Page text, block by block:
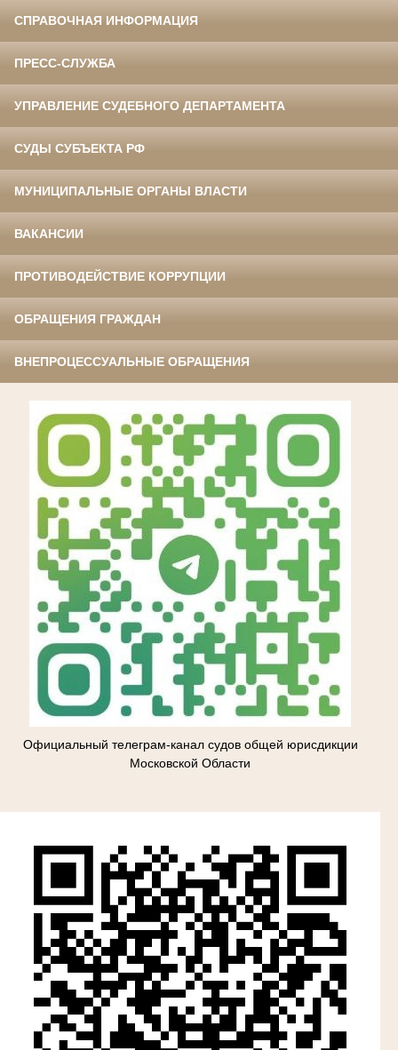
СПРАВОЧНАЯ ИНФОРМАЦИЯ
ПРЕСС-СЛУЖБА
УПРАВЛЕНИЕ СУДЕБНОГО ДЕПАРТАМЕНТА
СУДЫ СУБЪЕКТА РФ
МУНИЦИПАЛЬНЫЕ ОРГАНЫ ВЛАСТИ
ВАКАНСИИ
ПРОТИВОДЕЙСТВИЕ КОРРУПЦИИ
ОБРАЩЕНИЯ ГРАЖДАН
ВНЕПРОЦЕССУАЛЬНЫЕ ОБРАЩЕНИЯ
Официальный телеграм-канал судов общей юрисдикции
Московской Области